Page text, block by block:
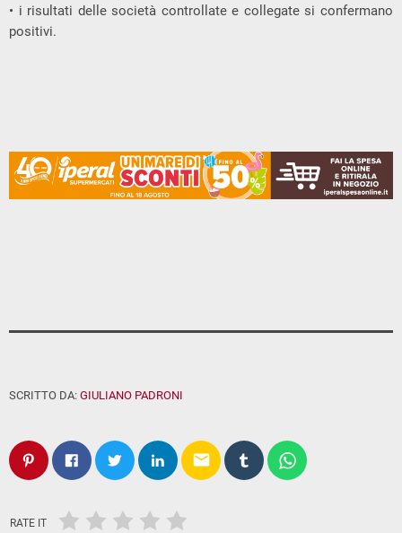
• i risultati delle società controllate e collegate si confermano
positivi.
SCRITTO DA: GIULIANO PADRONI
email
RATE IT